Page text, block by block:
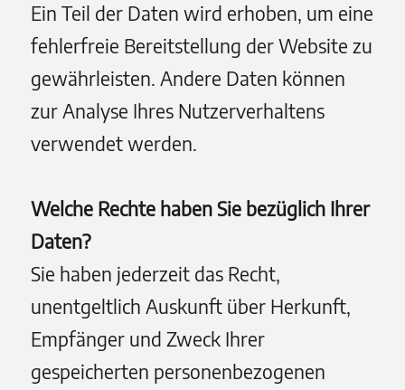
Ein Teil der Daten wird erhoben, um eine
fehlerfreie Bereitstellung der Website zu
gewährleisten. Andere Daten können
zur Analyse Ihres Nutzerverhaltens
verwendet werden.
Welche Rechte haben Sie bezüglich Ihrer
Daten?
Sie haben jederzeit das Recht,
unentgeltlich Auskunft über Herkunft,
Empfänger und Zweck Ihrer
gespeicherten personenbezogenen